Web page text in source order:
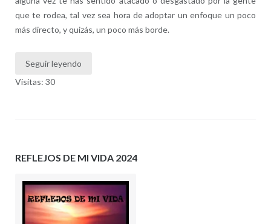
que te rodea, tal vez sea hora de adoptar un enfoque un poco
más directo, y quizás, un poco más borde.
Seguir leyendo
Visitas: 30
REFLEJOS DE MI VIDA 2024